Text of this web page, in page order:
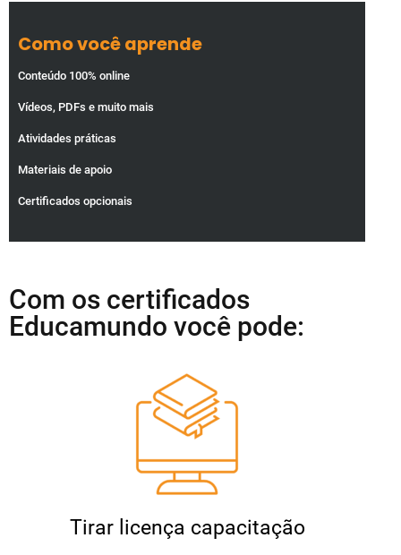
Como você aprende
Conteúdo 100% online
Vídeos, PDFs e muito mais
Atividades práticas
Materiais de apoio
Certificados opcionais
Com os certificados
Educamundo você pode:
Tirar licença capacitação